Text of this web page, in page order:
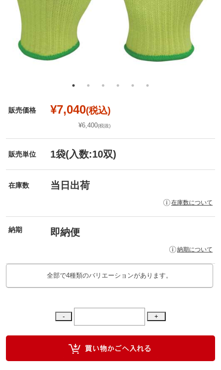
販売価格 ¥7,040(税込)
¥6,400(税抜)
販売単位 1袋(入数:10双)
在庫数 当日出荷
在庫数について
納期 即納便
納期について
全部で4種類のバリエーションがあります。